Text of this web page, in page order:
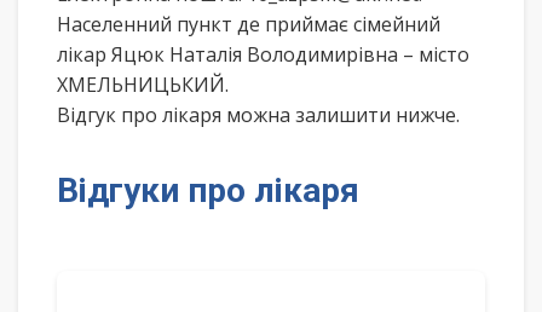
Населенний пункт де приймає сімейний
лікар Яцюк Наталія Володимирівна – місто
ХМЕЛЬНИЦЬКИЙ.
Відгук про лікаря можна залишити нижче.
Відгуки про лікаря